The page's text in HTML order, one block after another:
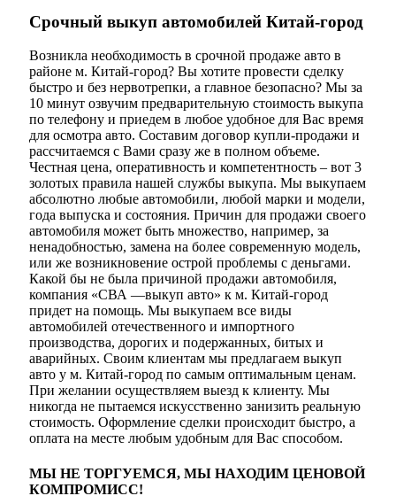
Срочный выкуп автомобилей Китай-город
Возникла необходимость в срочной продаже авто в
районе м. Китай-город? Вы хотите провести сделку
быстро и без нервотрепки, а главное безопасно? Мы за
10 минут озвучим предварительную стоимость выкупа
по телефону и приедем в любое удобное для Вас время
для осмотра авто. Составим договор купли-продажи и
рассчитаемся с Вами сразу же в полном объеме.
Честная цена, оперативность и компетентность – вот 3
золотых правила нашей службы выкупа. Мы выкупаем
абсолютно любые автомобили, любой марки и модели,
года выпуска и состояния. Причин для продажи своего
автомобиля может быть множество, например, за
ненадобностью, замена на более современную модель,
или же возникновение острой проблемы с деньгами.
Какой бы не была причиной продажи автомобиля,
компания «СВА —выкуп авто» к м. Китай-город
придет на помощь. Мы выкупаем все виды
автомобилей отечественного и импортного
производства, дорогих и подержанных, битых и
аварийных. Своим клиентам мы предлагаем выкуп
авто у м. Китай-город по самым оптимальным ценам.
При желании осуществляем выезд к клиенту. Мы
никогда не пытаемся искусственно занизить реальную
стоимость. Оформление сделки происходит быстро, а
оплата на месте любым удобным для Вас способом.
МЫ НЕ ТОРГУЕМСЯ, МЫ НАХОДИМ ЦЕНОВОЙ
КОМПРОМИСС!